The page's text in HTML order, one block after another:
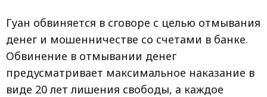
Гуан обвиняется в сговоре с целью отмывания
денег и мошенничестве со счетами в банке.
Обвинение в отмывании денег
предусматривает максимальное наказание в
виде 20 лет лишения свободы, а каждое